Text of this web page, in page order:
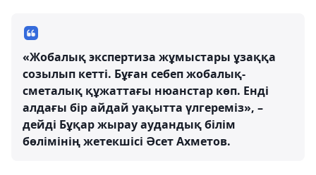
«Жобалық экспертиза жұмыстары ұзаққа
созылып кетті. Бұған себеп жобалық-
сметалық құжаттағы нюанстар көп. Енді
алдағы бір айдай уақытта үлгереміз», –
дейді Бұқар жырау аудандық білім
бөлімінің жетекшісі Әсет Ахметов.